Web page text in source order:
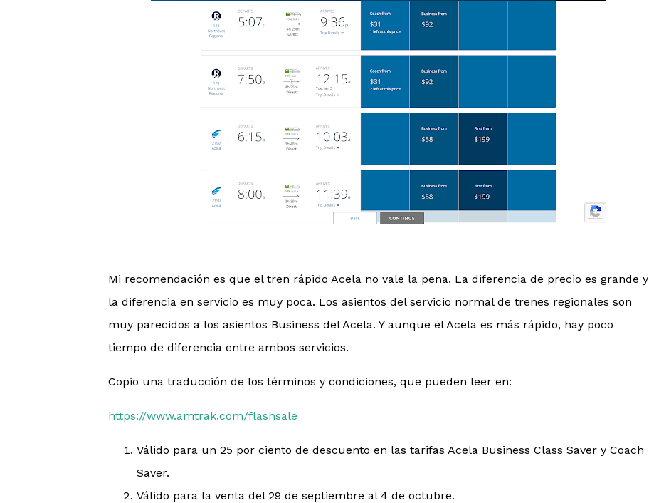
Mi recomendación es que el tren rápido Acela no vale la pena. La diferencia de precio es grande y
la diferencia en servicio es muy poca. Los asientos del servicio normal de trenes regionales son
muy parecidos a los asientos Business del Acela. Y aunque el Acela es más rápido, hay poco
tiempo de diferencia entre ambos servicios.
Copio una traducción de los términos y condiciones, que pueden leer en:
https://www.amtrak.com/flashsale
Válido para un 25 por ciento de descuento en las tarifas Acela Business Class Saver y Coach
Saver.
Válido para la venta del 29 de septiembre al 4 de octubre.